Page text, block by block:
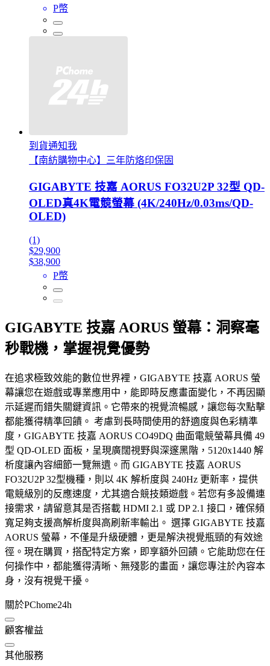
P幣
到貨通知我
【南紡購物中心】三年防烙印保固
GIGABYTE 技嘉 AORUS FO32U2P 32型 QD-
OLED真4K電競螢幕 (4K/240Hz/0.03ms/QD-
OLED)
(1)
$29,900
$38,900
P幣
GIGABYTE 技嘉 AORUS 螢幕：洞察毫
秒戰機，掌握視覺優勢
在追求極致效能的數位世界裡，GIGABYTE 技嘉 AORUS 螢
幕讓您在遊戲或專業應用中，能即時反應畫面變化，不再因顯
示延遲而錯失關鍵資訊。它帶來的視覺流暢感，讓您每次點擊
都能獲得精準回饋。 考慮到長時間使用的舒適度與色彩精準
度，GIGABYTE 技嘉 AORUS CO49DQ 曲面電競螢幕具備 49
型 QD-OLED 面板，呈現廣闊視野與深邃黑階，5120x1440 解
析度讓內容細節一覽無遺。而 GIGABYTE 技嘉 AORUS
FO32U2P 32型機種，則以 4K 解析度與 240Hz 更新率，提供
電競級別的反應速度，尤其適合競技類遊戲。若您有多設備連
接需求，請留意其是否搭載 HDMI 2.1 或 DP 2.1 接口，確保頻
寬足夠支援高解析度與高刷新率輸出。 選擇 GIGABYTE 技嘉
AORUS 螢幕，不僅是升級硬體，更是解決視覺瓶頸的有效途
徑。現在購買，搭配特定方案，即享額外回饋。它能助您在任
何操作中，都能獲得清晰、無殘影的畫面，讓您專注於內容本
身，沒有視覺干擾。
關於PChome24h
顧客權益
其他服務